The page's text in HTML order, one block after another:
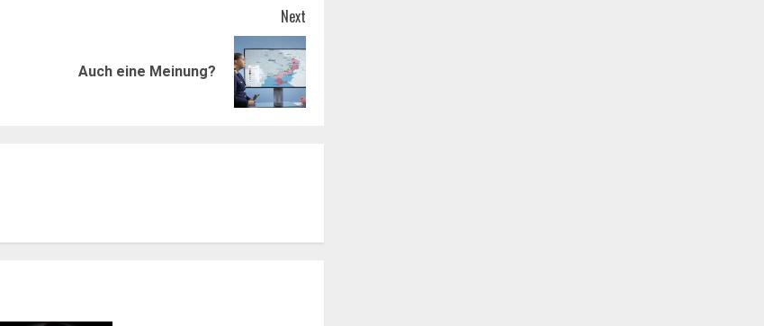
Next
Auch eine Meinung?